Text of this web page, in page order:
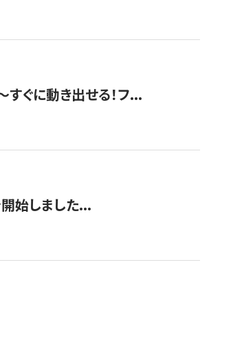
すぐに動き出せる！フ...
始しました...